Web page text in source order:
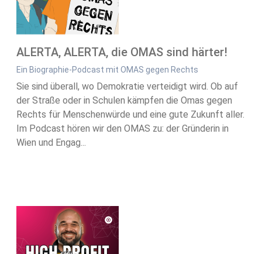
ALERTA, ALERTA, die OMAS sind härter!
Ein Biographie-Podcast mit OMAS gegen Rechts
Sie sind überall, wo Demokratie verteidigt wird. Ob auf
der Straße oder in Schulen kämpfen die Omas gegen
Rechts für Menschenwürde und eine gute Zukunft aller.
Im Podcast hören wir den OMAS zu: der Gründerin in
Wien und Engag...